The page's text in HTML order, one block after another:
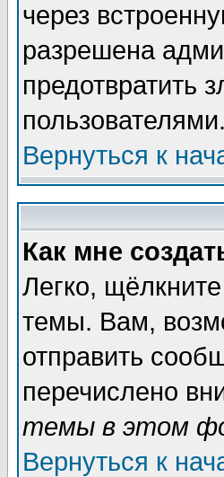
через
разрешена
предотвратить
пользователями.
Вернуться к
Как мне
Легко,
темы. Вам,
отправить
перечислено
темы в этом
Вернуться к